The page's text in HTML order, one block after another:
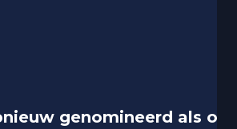
genomineerd als